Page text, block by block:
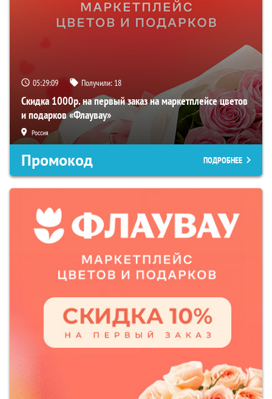
05:29:08 Получили: 18
Скидка 1000р. на первый заказ на маркетплейсе цветов
и подарков «Флаувау»
Россия
Промокод ПОДРОБНЕЕ